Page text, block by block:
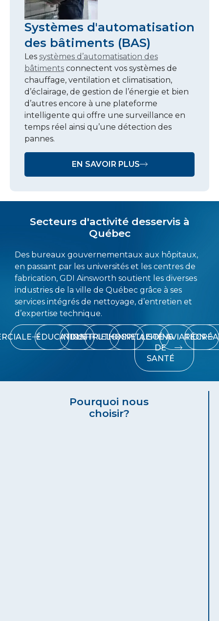
Systèmes d'automatisation
des bâtiments (BAS)
Les systèmes d’automatisation des
bâtiments connectent vos systèmes de
chauffage, ventilation et climatisation,
d’éclairage, de gestion de l’énergie et bien
d’autres encore à une plateforme
intelligente qui offre une surveillance en
temps réel ainsi qu’une détection des
pannes.
EN SAVOIR PLUS
Secteurs d'activité desservis à
Québec
Des bureaux gouvernementaux aux hôpitaux,
en passant par les universités et les centres de
fabrication, GDI Ainsworth soutient les diverses
industries de la ville de Québec grâce à ses
services intégrés de nettoyage, d’entretien et
d’expertise technique.
ÉDUCATIONINDUSTRIEL
INSTITUTIONNELLE
HOSPITALITÉ
SOINS
DE
SANTÉ
AVIATION
Pourquoi nous
choisir?